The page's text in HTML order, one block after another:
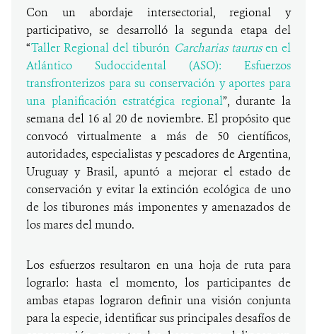
Con un abordaje intersectorial, regional y
participativo, se desarrolló la segunda etapa del
“Taller Regional del tiburón Carcharias taurusen el
Atlántico Sudoccidental (ASO): Esfuerzos
transfronterizos para su conservación y aportes para
una planificación estratégica regional”, durante la
semana del 16 al 20 de noviembre. El propósito que
convocó virtualmente a más de 50 científicos,
autoridades, especialistas y pescadores de Argentina,
Uruguay y Brasil, apuntó a mejorar el estado de
conservación y evitar la extinción ecológica de uno
de los tiburones más imponentes y amenazados de
los mares del mundo.
Los esfuerzos resultaron en una hoja de ruta para
lograrlo: hasta el momento, los participantes de
ambas etapas lograron definir una visión conjunta
para la especie, identificar sus principales desafíos de